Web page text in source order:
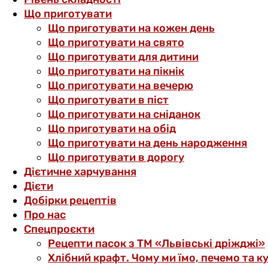
Що приготувати
Що приготувати на кожен день
Що приготувати на свято
Що приготувати для дитини
Що приготувати на пікнік
Що приготувати на вечерю
Що приготувати в піст
Що приготувати на сніданок
Що приготувати на обід
Що приготувати на день народження
Що приготувати в дорогу
Дієтичне харчування
Дієти
Добірки рецептів
Про нас
Спецпроєкти
Рецепти пасок з ТМ «Львівські дріжджі»
Хлібний крафт. Чому ми їмо, печемо та